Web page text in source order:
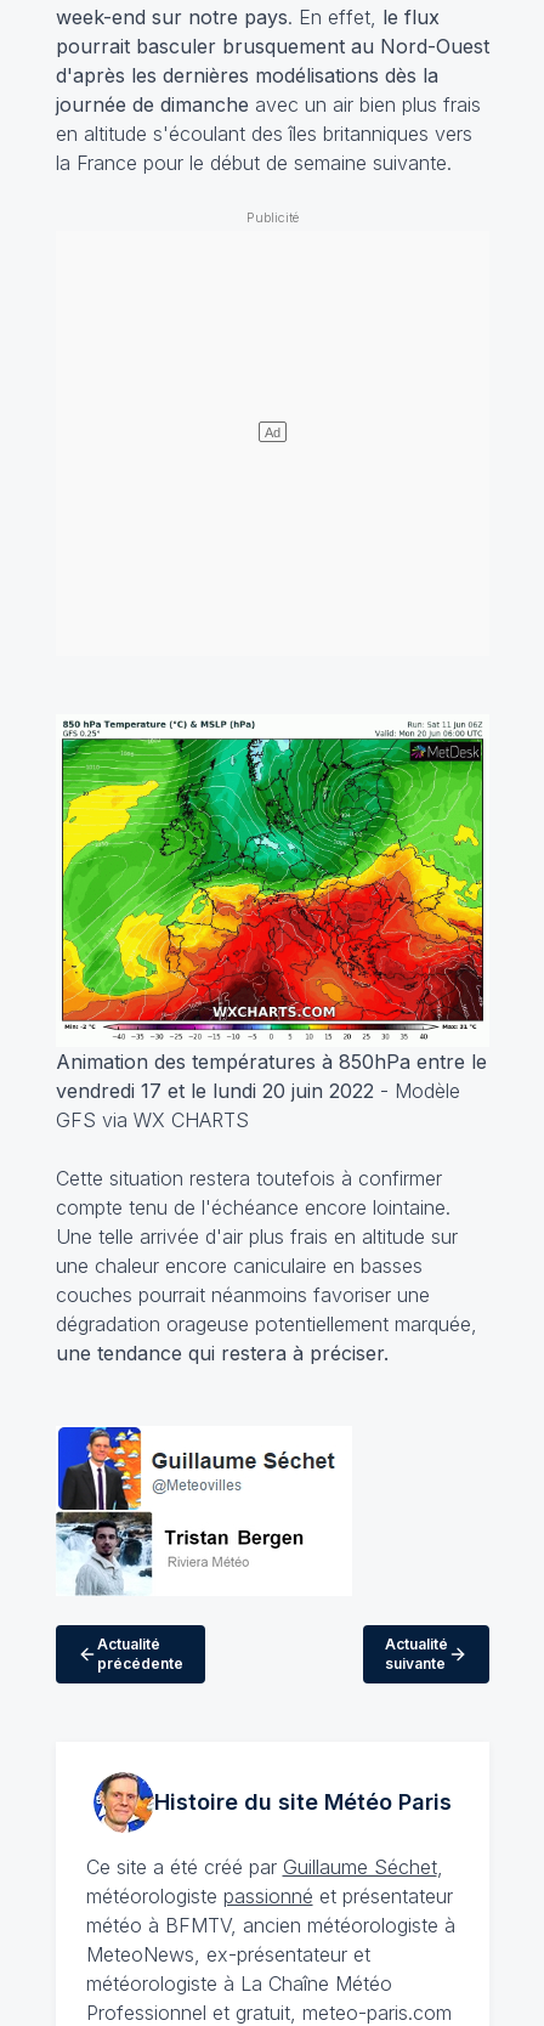
week-end sur notre pays. En effet, le flux
pourrait basculer brusquement au Nord-Ouest
d'après les dernières modélisations dès la
journée de dimanche avec un air bien plus frais
en altitude s'écoulant des îles britanniques vers
la France pour le début de semaine suivante.
Animation des températures à 850hPa entre le
vendredi 17 et le lundi 20 juin 2022 - Modèle
GFS via WX CHARTS
Cette situation restera toutefois à confirmer
compte tenu de l'échéance encore lointaine.
Une telle arrivée d'air plus frais en altitude sur
une chaleur encore caniculaire en basses
couches pourrait néanmoins favoriser une
dégradation orageuse potentiellement marquée,
une tendance qui restera à préciser.
Actualité
précédente
Actualité
suivante
Histoire du site MétéoParis
Ce site a été créé par Guillaume Séchet,
météorologiste passionné et présentateur
météo à BFMTV, ancien météorologiste à
MeteoNews, ex-présentateur et
météorologiste à La Chaîne Météo
Professionnel et gratuit, meteo-paris.com